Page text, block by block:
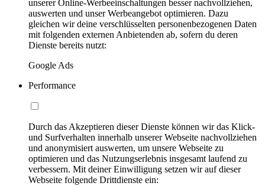
unserer Online-Werbeeinschaltungen besser nachvollziehen,
auswerten und unser Werbeangebot optimieren. Dazu
gleichen wir deine verschlüsselten personenbezogenen Daten
mit folgenden externen Anbietenden ab, sofern du deren
Dienste bereits nutzt:
Google Ads
Performance
Durch das Akzeptieren dieser Dienste können wir das Klick-
und Surfverhalten innerhalb unserer Webseite nachvollziehen
und anonymisiert auswerten, um unsere Webseite zu
optimieren und das Nutzungserlebnis insgesamt laufend zu
verbessern. Mit deiner Einwilligung setzen wir auf dieser
Webseite folgende Drittdienste ein: